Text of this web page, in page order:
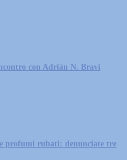
con Adrián N. Bravi
profumi rubati: denunciate tre